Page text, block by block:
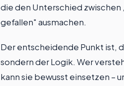
die den Unterschied zwischen
gefallen" ausmachen.
Der entscheidende Punkt ist,
sondern der Logik. Wer
kann sie bewusst einsetzen –